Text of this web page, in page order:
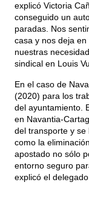
explicó Victoria
conseguido un
paradas. Nos
casa y nos deja
nuestras
sindical en Louis
En el caso de
(2020) para los
del ayuntamiento.
en Navantia-
del transporte y
como la
apostado no sólo
entorno seguro
explicó el delegado.